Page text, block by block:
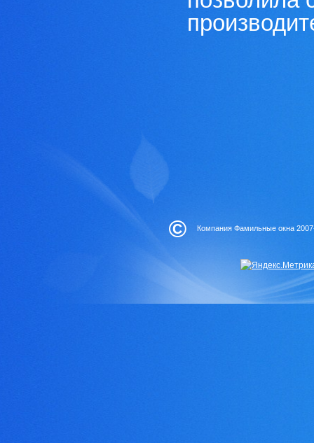
© Компания Фамильные окна